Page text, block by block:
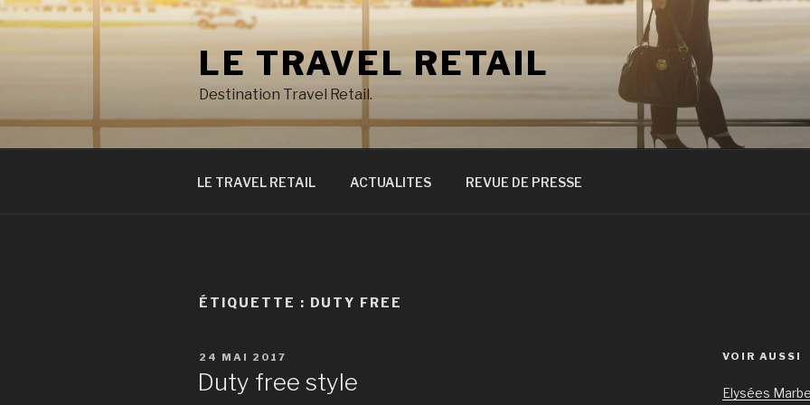
Aller
au
LE TRAVEL RETAIL
Destination Travel Retail.
LE TRAVEL RETAIL ACTUALITES REVUE DE PRESSE
ÉTIQUETTE : DUTY FREE
PUBLIÉ
LE
24 MAI 2017
Duty free style
VOIR AUSSI
Elysées